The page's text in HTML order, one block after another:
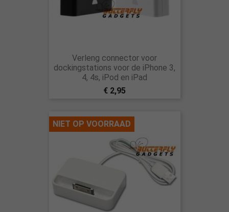
Verleng connector voor
dockingstations voor de iPhone 3,
4, 4s, iPod en iPad
€ 2,95
NIET OP VOORRAAD